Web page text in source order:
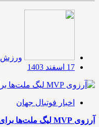
ورزش 3
17 اسفند 1403
اخبار فوتبال جهان
آرزوی MVP لیگ ملت‌ها برای اسطوره: طلای المپیک